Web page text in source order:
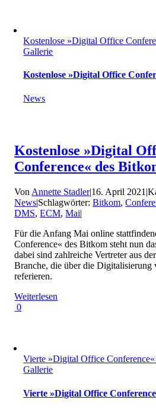
Kostenlose »Digital Office
Gallerie
Kostenlose »Digital Office
News
Kostenlose »Digital
Conference« des
Von Annette Stadler|16. April 2021 |
News|Schlagwörter:Bitkom,
DMS,ECM,Mai|
Für die Anfang Mai online
Conference« des Bitkom steht nun
dabei sind zahlreiche Vertreter aus
Branche, die über die Digitalisierung
referieren.
Weiterlesen
0
Vierte »Digital Office
Gallerie
Vierte »Digital Office